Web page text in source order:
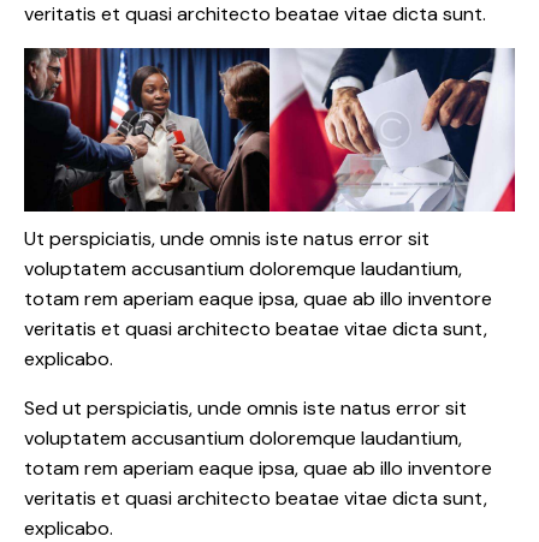
veritatis et quasi architecto beatae vitae dicta sunt.
Ut perspiciatis, unde omnis iste natus error sit
voluptatem accusantium doloremque laudantium,
totam rem aperiam eaque ipsa, quae ab illo inventore
veritatis et quasi architecto beatae vitae dicta sunt,
explicabo.
Sed ut perspiciatis, unde omnis iste natus error sit
voluptatem accusantium doloremque laudantium,
totam rem aperiam eaque ipsa, quae ab illo inventore
veritatis et quasi architecto beatae vitae dicta sunt,
explicabo.